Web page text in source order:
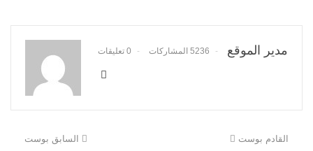
مدير الموقع 5236 المشاركات 0 تعليقات
السابق بوست القادم بوست